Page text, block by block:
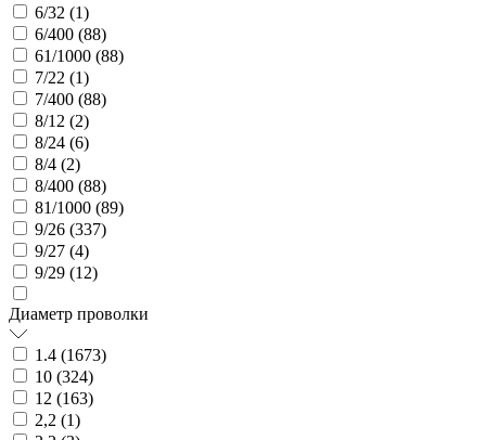
6/32 (1)
6/400 (88)
61/1000 (88)
7/22 (1)
7/400 (88)
8/12 (2)
8/24 (6)
8/4 (2)
8/400 (88)
81/1000 (89)
9/26 (337)
9/27 (4)
9/29 (12)
Диаметр проволки
1.4 (1673)
10 (324)
12 (163)
2,2 (1)